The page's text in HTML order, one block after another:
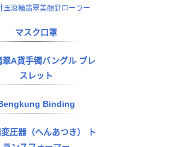
玉滾輪翡翠美顔針ローラー
マスク口罩
翠A貨手镯バングル ブレ
スレット
Binding
圧器（へんあつき） ト